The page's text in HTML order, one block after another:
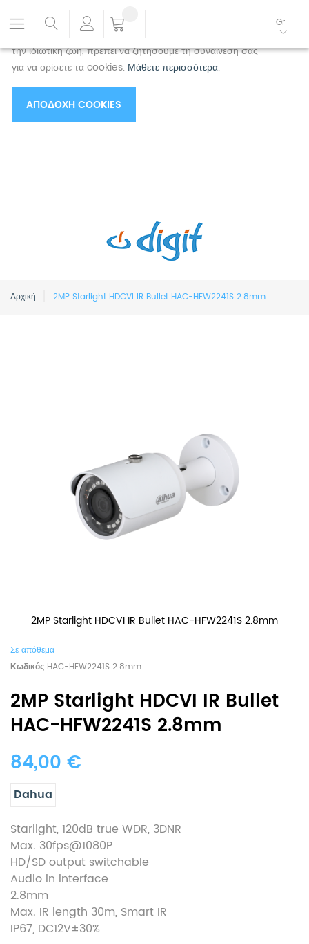
Χρησιμοποιούμε cookies για να βελτιώσουμε την
εμπειρία σας.
Για να συμμορφωθείτε με τη νέα οδηγία για
την ιδιωτική ζωή, πρέπει να ζητήσουμε τη συναίνεσή σας
για να ορίσετε τα cookies. Μάθετε περισσότερα.
ΑΠΟΔΟΧΉ COOKIES
Gr
Αρχική 2MP Starlight HDCVI IR Bullet HAC-HFW2241S 2.8mm
Σε απόθεμα
Κωδικός HAC-HFW2241S 2.8mm
2MP Starlight HDCVI IR Bullet
HAC-HFW2241S 2.8mm
84,00 €
Dahua
Starlight, 120dB true WDR, 3DNR
Max. 30fps@1080P
HD/SD output switchable
Audio in interface
2.8mm
Max. IR length 30m, Smart IR
IP67, DC12V±30%
2MP Starlight HDCVI IR Bullet HAC-HFW2241S 2.8mm